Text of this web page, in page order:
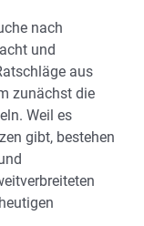
nach
und
aus
zunächst die
Weil es
gibt, bestehen